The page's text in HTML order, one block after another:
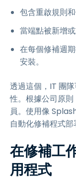
包含重啟規則
當端點被新增
在每個修補週
安裝。
透過這個，IT 團
性。根據公司原
員。使用像
自動化修補程式部
在修補工
用程式